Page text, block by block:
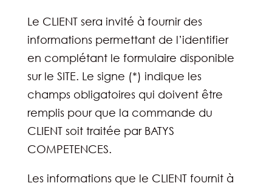
Le CLIENT sera invité à fournir des
informations permettant de l’identifier
en complétant le formulaire disponible
sur le SITE. Le signe (*) indique les
champs obligatoires qui doivent être
remplis pour que la commande du
CLIENT soit traitée par BATYS
COMPETENCES.
Les informations que le CLIENT fournit à